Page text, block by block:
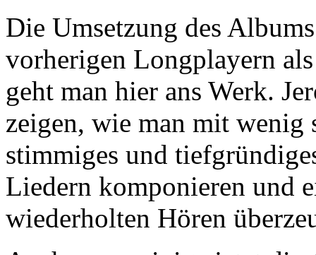
Die Umsetzung des
vorherigen Longplayern
geht man hier ans Werk.
zeigen, wie man mit
stimmiges und
Liedern komponieren und
wiederholten Hören